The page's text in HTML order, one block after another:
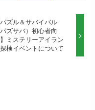
パズル＆サバイバル
パズサバ）初心者向
ミステリーアイラン
探検イベントについて